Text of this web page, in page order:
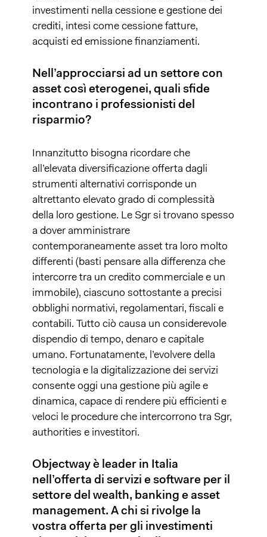
investimenti nella cessione e gestione dei
crediti, intesi come cessione fatture,
acquisti ed emissione finanziamenti.
Nell’approcciarsi ad un settore con
asset così eterogenei, quali sfide
incontrano i professionisti del
risparmio?
Innanzitutto bisogna ricordare che
all’elevata diversificazione offerta dagli
strumenti alternativi corrisponde un
altrettanto elevato grado di complessità
della loro gestione. Le Sgr si trovano spesso
a dover amministrare
contemporaneamente asset tra loro molto
differenti (basti pensare alla differenza che
intercorre tra un credito commerciale e un
immobile), ciascuno sottostante a precisi
obblighi normativi, regolamentari, fiscali e
contabili. Tutto ciò causa un considerevole
dispendio di tempo, denaro e capitale
umano. Fortunatamente, l’evolvere della
tecnologia e la digitalizzazione dei servizi
consente oggi una gestione più agile e
dinamica, capace di rendere più efficienti e
veloci le procedure che intercorrono tra Sgr,
authorities e investitori.
Objectway è leader in Italia
nell’offerta di servizi e software per il
settore del wealth, banking e asset
management. A chi si rivolge la
vostra offerta per gli investimenti